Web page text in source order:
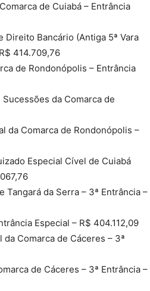
de Cuiabá – Entrância
Direito Bancário (Antiga 5ª Vara
414.709,76
de Rondonópolis – Entrância
Sucessões da Comarca de
da Comarca de Rondonópolis –
Especial Cível de Cuiabá
Tangará da Serra – 3ª Entrância –
Especial – R$ 404.112,09
da Comarca de Cáceres – 3ª
de Cáceres – 3ª Entrância –